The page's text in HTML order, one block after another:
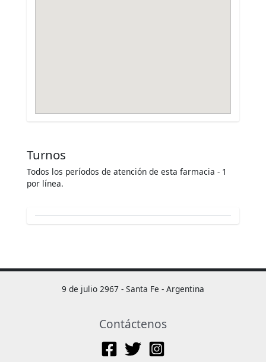
Turnos
Todos los períodos de atención de esta farmacia - 1
por línea.
9 de julio 2967 - Santa Fe - Argentina
Contáctenos